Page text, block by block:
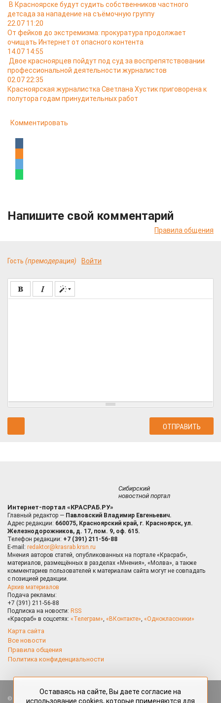
В Красноярске будут судить собственников частного
детсада за нападение на съёмочную группу
22.07 11:20
От фейков до экстремизма: прокуратура продолжает
очищать Интернет от опасного контента
14.07 14:55
Двое красноярцев пойдут под суд за воспрепятствовании
профессиональной деятельности журналистов
02.07 22:35
Красноярская журналистка Светлана Хустик приговорена к
полутора годам принудительных работ
Комментировать
Напишите свой комментарий
Правила общения
Гость (премодерация) Войти
Сибирский
новостной портал
Интернет-портал «КРАСРАБ.РУ»
Главный редактор — Павловский Владимир Евгеньевич.
Адрес редакции: 660075, Красноярский край, г. Красноярск, ул.
Железнодорожников, д. 17, пом. 9, оф. 615.
Телефон редакции: +7 (391) 211-56-88
E-mail: redaktor@krasrab.krsn.ru
Мнения авторов статей, опубликованных на портале «Красраб»,
материалов, размещённых в разделах «Мнения», «Молва», а также
комментариев пользователей к материалам сайта могут не совпадать
с позицией редакции.
Архив материалов
Подача рекламы:
+7 (391) 211-56-88
Подписка на новости: RSS
«Красраб» в соцсетях: «Телеграм», «ВКонтакте», «Одноклассники»
Карта сайта
Все новости
Правила общения
Политика конфиденциальности
Все права защищены. Любые материалы, размещённые на портале
Оставаясь на сайте, Вы даете согласие на
использование cookies, которые применяются для